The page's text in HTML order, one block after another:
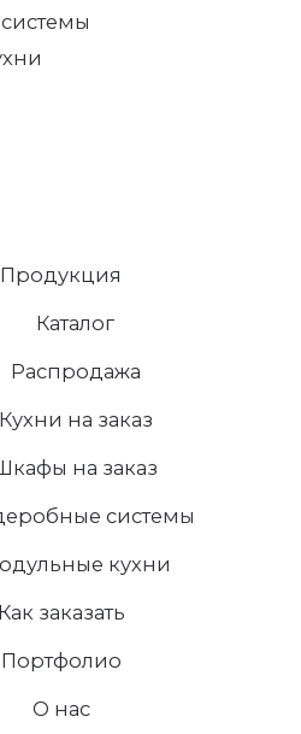
Продукция
Каталог
Распродажа
Кухни на заказ
на заказ
системы
кухни
Как заказать
Портфолио
О нас